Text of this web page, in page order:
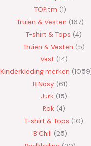
TOPitm 1
Truien & Vesten 167
T-shirt & Tops 4
Truien & Vesten 5
Vest 14
Kinderkleding merken 1059
B.Nosy 61
Jurk 15
Rok 4
T-shirt & Tops 10
B'Chill 25